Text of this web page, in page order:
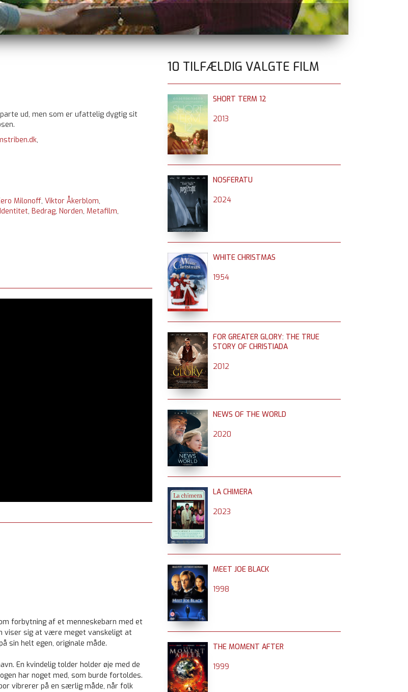
ud, men som er ufattelig dygtig sit
,
Milonoff, Viktor Åkerblom,
Identitet, Bedrag, Norden, Metafilm,
forbytning af et menneskebarn med et
viser sig at være meget vanskeligt at
sin helt egen, originale måde.
En kvindelig tolder holder øje med de
har noget med, som burde fortoldes.
vibrerer på en særlig måde, når folk
10 TILFÆLDIG VALGTE FILM
SHORT TERM 12
2013
NOSFERATU
2024
WHITE CHRISTMAS
1954
FOR GREATER GLORY: THE TRUE
STORY OF CHRISTIADA
2012
NEWS OF THE WORLD
2020
LA CHIMERA
2023
MEET JOE BLACK
1998
THE MOMENT AFTER
1999